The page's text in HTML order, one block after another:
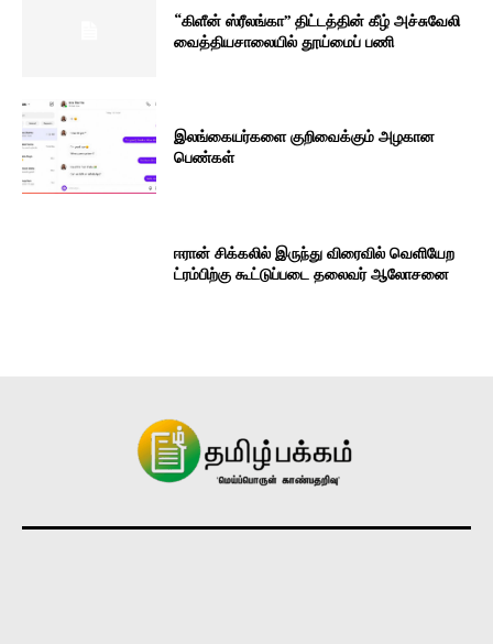
“கிளீன் ஸ்ரீலங்கா” திட்டத்தின் கீழ் அச்சுவேலி
வைத்தியசாலையில் தூய்மைப் பணி
இலங்கையர்களை குறிவைக்கும் அழகான
பெண்கள்
ஈரான் சிக்கலில் இருந்து விரைவில் வெளியேற
ட்ரம்பிற்கு கூட்டுப்படை தலைவர் ஆலோசனை